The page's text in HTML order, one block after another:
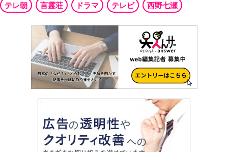
テレ朝
言霊荘 ドラマ テレビ 西野七瀬